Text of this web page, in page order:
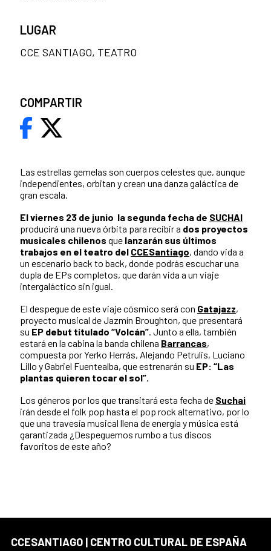
Las estrellas gemelas son cuerpos celestes que, aunque
independientes, orbitan y crean una danza galáctica de
gran escala.
El viernes 23 de junio la segunda fecha de SUCHAI
producirá una nueva órbita para recibir a dos proyectos
musicales chilenos que lanzarán sus últimos
trabajos en el teatro del CCESantiago, dando vida a
un escenario back to back, donde podrás escuchar una
dupla de EPs completos, que darán vida a un viaje
intergaláctico sin igual.
El despegue de este viaje cósmico será con Gatajazz,
proyecto musical de Jazmín Broughton, que presentará
su EP debut titulado “Volcán”. Junto a ella, también
estará en la cabina la banda chilena Barrancas,
compuesta por Yerko Herrás, Alejando Petrulis, Luciano
Lillo y Gabriel Fuentealba, que estrenarán su EP: “Las
plantas quieren tocar el sol”.
Los géneros por los que transitará esta fecha de Suchai
irán desde el folk pop hasta el pop rock alternativo, por lo
que una travesía musical llena de energía y música está
garantizada ¿Despeguemos rumbo a tus discos
favoritos de este año?
LUGAR
CCE SANTIAGO, TEATRO
COMPARTIR
CCESANTIAGO | CENTRO CULTURAL DE ESPAÑA